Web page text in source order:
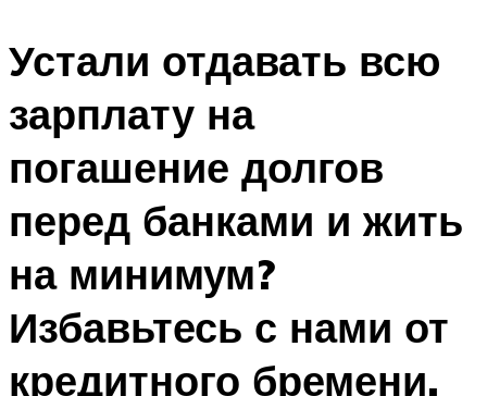
Устали отдавать всю
зарплату на
погашение долгов
перед банками и жить
на минимум?
Избавьтесь с нами от
кредитного бремени.